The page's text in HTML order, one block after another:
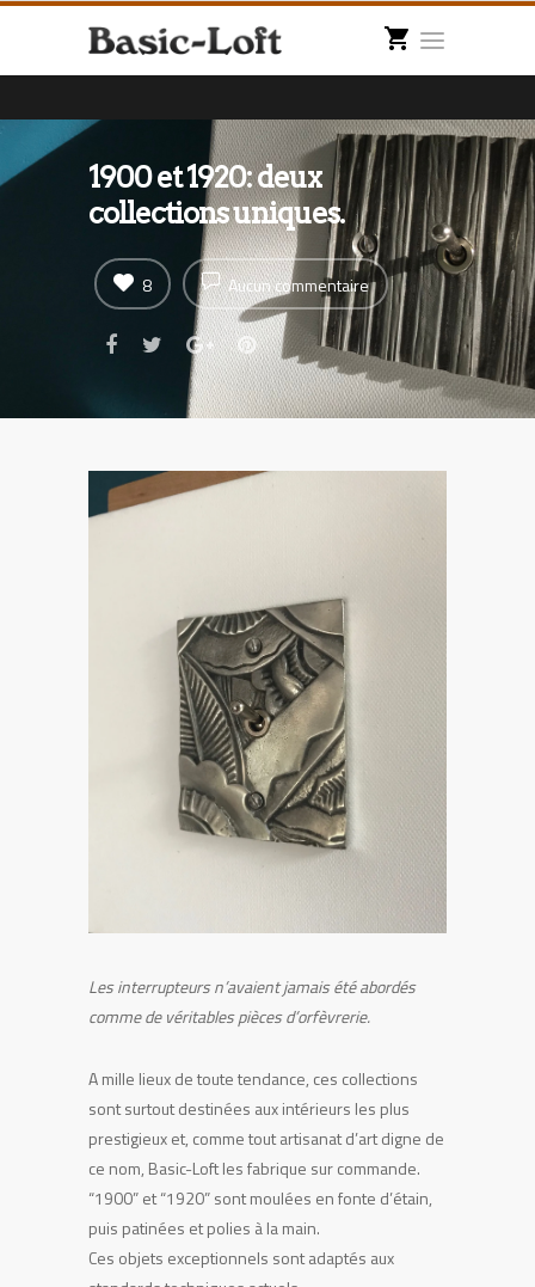
1900 et 1920: deux
collections uniques.
Aucun commentaire
8
Les interrupteurs n’avaient jamais été abordés
comme de véritables pièces d’orfèvrerie.
A mille lieux de toute tendance, ces collections
sont surtout destinées aux intérieurs les plus
prestigieux et, comme tout artisanat d’art digne de
ce nom, Basic-Loft les fabrique sur commande.
“1900” et “1920” sont moulées en fonte d’étain,
puis patinées et polies à la main.
Ces objets exceptionnels sont adaptés aux